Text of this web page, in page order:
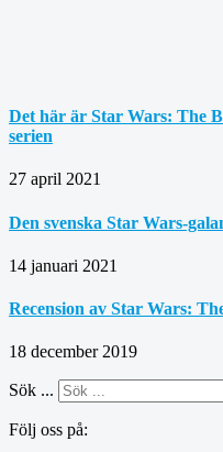
Det här är Star Wars: The
serien
27 april 2021
Den svenska Star Wars-
14 januari 2021
Recension av Star Wars:
18 december 2019
Sök ...
Följ oss på: